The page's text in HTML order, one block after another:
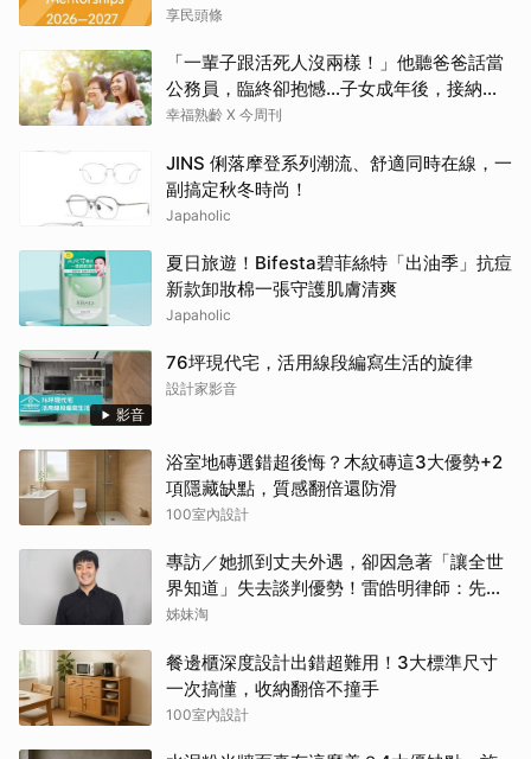
享民頭條
「一輩子跟活死人沒兩樣！」他聽爸爸話當
公務員，臨終卻抱憾…子女成年後，接納與
欣賞就夠了
幸福熟齡 X 今周刊
JINS 俐落摩登系列潮流、舒適同時在線，一
副搞定秋冬時尚！
Japaholic
夏日旅遊！Bifesta碧菲絲特「出油季」抗痘
新款卸妝棉一張守護肌膚清爽
Japaholic
影音
76坪現代宅，活用線段編寫生活的旋律
設計家影音
浴室地磚選錯超後悔？木紋磚這3大優勢+2
項隱藏缺點，質感翻倍還防滑
100室內設計
專訪／她抓到丈夫外遇，卻因急著「讓全世
界知道」失去談判優勢！雷皓明律師：先守
住證據，才有選擇
姊妹淘
餐邊櫃深度設計出錯超難用！3大標準尺寸
一次搞懂，收納翻倍不撞手
100室內設計